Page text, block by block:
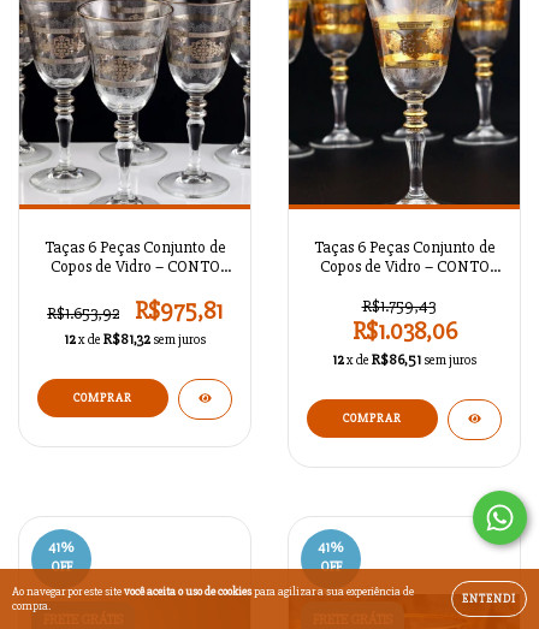
Ao navegar por este sitevocê aceita o uso de cookiespara agilizar a sua experiência de
compra.
ENTENDI
Taças 6 Peças Conjunto de
Copos de Vidro – CONTO
R$1.653,92
R$975,81
12x de R$81,32 sem juros
Taças 6 Peças Conjunto de
Copos de Vidro – CONTO
R$1.759,43
R$1.038,06
12x de R$86,51 sem juros
41%
OFF
41%
OFF